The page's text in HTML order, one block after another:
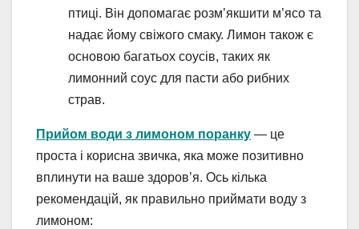
птиці. Він допомагає розм’якшити м’ясо та
надає йому свіжого смаку. Лимон також є
основою багатьох соусів, таких як
лимонний соус для пасти або рибних
страв.
Прийом води з лимоном поранку — це
проста і корисна звичка, яка може позитивно
вплинути на ваше здоров’я. Ось кілька
рекомендацій, як правильно приймати воду з
лимоном: